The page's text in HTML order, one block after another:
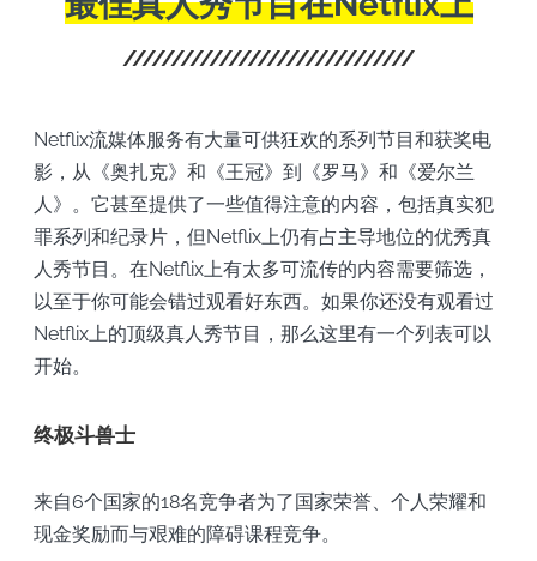
Netflix流媒体服务有大量可供狂欢的系列节目和获奖电
影，从《奥扎克》和《王冠》到《罗马》和《爱尔兰
人》。它甚至提供了一些值得注意的内容，包括真实犯
罪系列和纪录片，但Netflix上仍有占主导地位的优秀真
人秀节目。在Netflix上有太多可流传的内容需要筛选，
以至于你可能会错过观看好东西。如果你还没有观看过
Netflix上的顶级真人秀节目，那么这里有一个列表可以
开始。
终极斗兽士
来自6个国家的18名竞争者为了国家荣誉、个人荣耀和
现金奖励而与艰难的障碍课程竞争。